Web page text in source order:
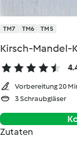
TM7 TM6 TM5
Kirsch-Mandel-
Vorbereitung 20
3 Schraubgläser
Zutaten